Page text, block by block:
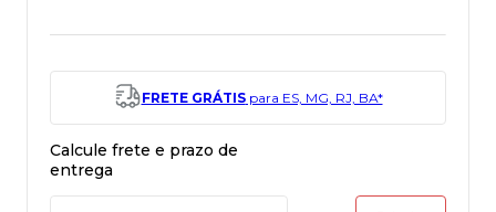
FRETE GRÁTISpara ES, MG, RJ, BA*